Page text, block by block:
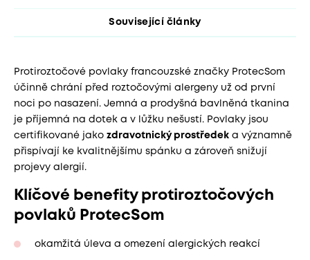
Související články
Protiroztočové povlaky francouzské značky ProtecSom
účinně chrání před roztočovými alergeny už od první
noci po nasazení. Jemná a prodyšná bavlněná tkanina
je příjemná na dotek a v lůžku nešustí. Povlaky jsou
certifikované jako zdravotnický prostředek a významně
přispívají ke kvalitnějšímu spánku a zároveň snižují
projevy alergií.
Klíčové benefity protiroztočových
povlaků ProtecSom
okamžitá úleva a omezení alergických reakcí